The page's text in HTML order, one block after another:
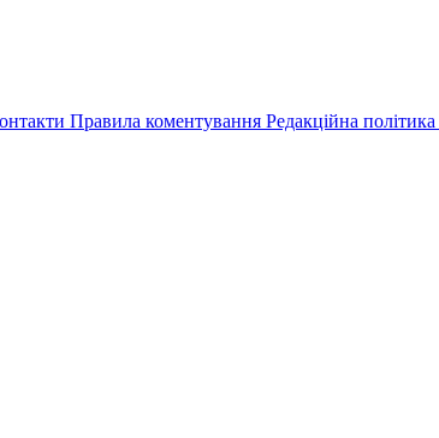
Правила коментування Редакційна політика